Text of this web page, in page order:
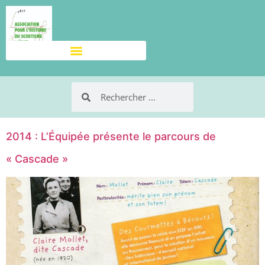
2014 : L’Équipée présente le parcours de
« Cascade »